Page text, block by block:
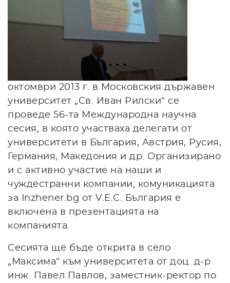
октомври 2013 г. в Московския държавен
университет „Св. Иван Рилски“ се
проведе 56-та Международна научна
сесия, в която участваха делегати от
университети в България, Австрия, Русия,
Германия, Македония и др. Организирано
и с активно участие на наши и
чуждестранни компании, комуникацията
за Inzhener.bg от V.E.C. България е
включена в презентацията на
компанията.
Сесията ще бъде открита в село
„Максима“ към университета от доц. д-р
инж. Павел Павлов, заместник-ректор по